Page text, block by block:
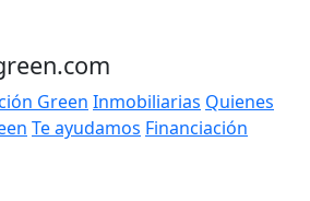
Green Inmobiliarias Quienes
Te ayudamos Financiación